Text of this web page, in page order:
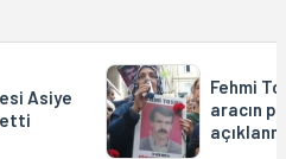
Asiye
Fehmi
aracın